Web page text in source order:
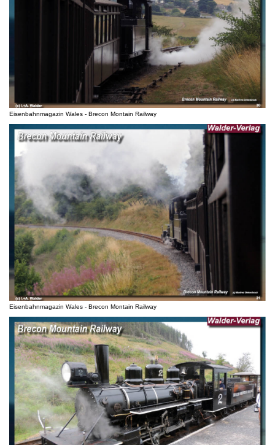
Eisenbahnmagazin Wales - Brecon Montain Railway
Eisenbahnmagazin Wales - Brecon Montain Railway